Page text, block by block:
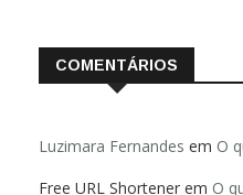
COMENTÁRIOS
Luzimara Fernandes em O
Free URL Shortener em O